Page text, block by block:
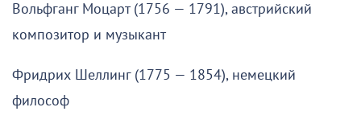
Вольфганг Моцарт (1756 — 1791), австрийский
композитор и музыкант
Фридрих Шеллинг (1775 — 1854), немецкий
философ